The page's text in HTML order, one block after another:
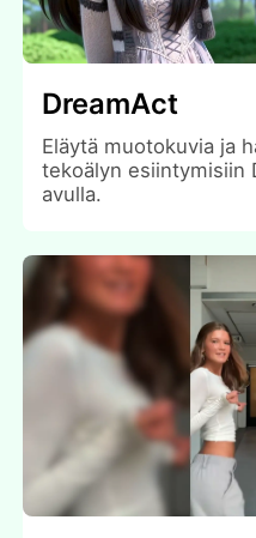
DreamAct
Eläytä muotokuvia ja
tekoälyn esiintymisiin
avulla.